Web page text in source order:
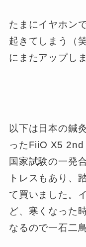
たまにイヤホン
起きてしまう（
にまたアップしま
以下は日本の鍼
ったFiiO X5 2nd
国家試験の一発
トレスもあり、
て買いました。
ど、寒くなった
なるので一石二鳥